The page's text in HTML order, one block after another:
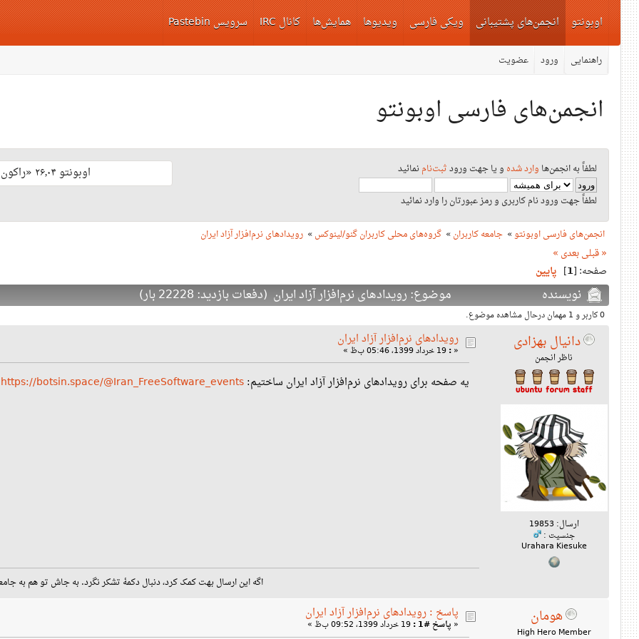
اوبونتو انجمن‌های پشتیبانی
راهنمایی ورود عضویت
ویکی فارسی ویدیوها همایش‌ها کانال IRC سرویس Pastebin
انجمن‌های فارسی اوبونتو
لطفاً به انجمن‌ها وارد شده و یا جهت ورودثبت‌نامنمائید
لطفاً جهت ورود نام کاربری و رمز عبورتان را وارد نمائید
اوبونتو ۲۶٫۰۴ «راکون ثابت‌قدم» با پشتیبانی بلند مدّت منتشر شد 🎊
انجمن‌های فارسی اوبونتو» جامعه کاربران» گروه‌های محلی کاربران گنو/لینوکس» رویدادهای نرم‌افزار آزاد ایران
« قبلیبعدی »
صفحه: [1
] پایین
نویسنده موضوع: رویدادهای نرم‌افزار آزاد ایران (دفعات بازدید: 22228 بار)
0 کاربر و 1 مهمان درحال مشاهده موضوع.
دانیال بهزادی
ناظر انجمن
ارسال: 19853
جنسیت :
Urahara Kiesuke
رویدادهای نرم‌افزار آزاد ایران
«
:
یه صفحه برای رویدادهای نرم‌افزار آزاد ایران ساختیم:https://botsin.space/@Iran_FreeSoftware_events
اگه این ارسال بهت کمک کرد، دنبال دکمهٔ تشکر نگرد. به جاش تو هم به
هومان
High Hero Member
پاسخ : رویدادهای نرم‌افزار آزاد ایران
« پاسخ #1 :